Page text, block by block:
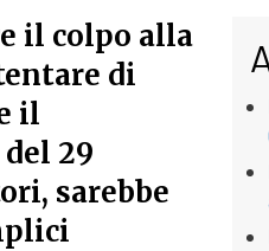
e due
il colpo alla
di
il
29
sarebbe